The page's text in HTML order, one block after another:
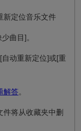
新定位音乐文件
曲目]。
动重新定位]或[重
解答。
件将从收藏夹中删